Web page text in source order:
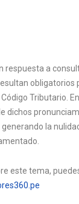
respuesta a
Tributario.
dichos
la
este tema,